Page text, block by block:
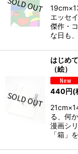
エッセ
傑作・
な日も
はじめ
（絵）
440円(
る、何
漫画シ
「箱」